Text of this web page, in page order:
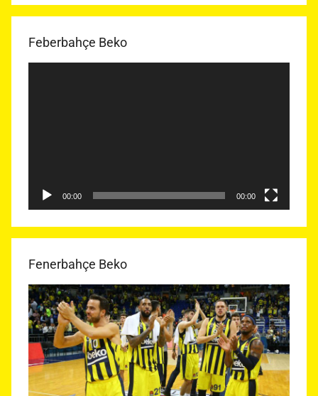
Feberbahçe Beko
00:00 00:00
Fenerbahçe Beko